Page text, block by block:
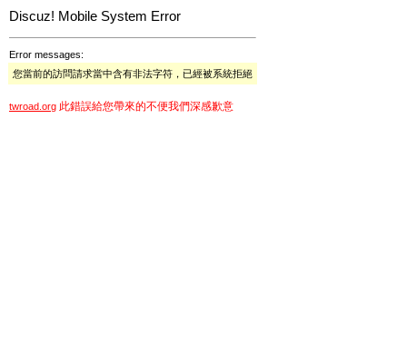
Discuz! Mobile System Error
Error messages:
您當前的訪問請求當中含有非法字符，已經被系統拒絕
twroad.org 此錯誤給您帶來的不便我們深感歉意